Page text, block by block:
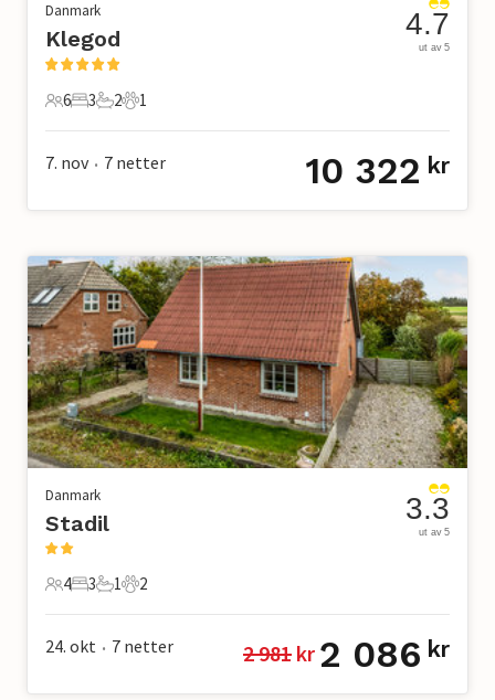
Danmark
Klegod
6 Gjester
6
3 Soverom
3
2 Bad
2
1 Kjæledyr
1
4.7
ut av 5
7. nov • 7 netter 10 322 kr
Danmark
Stadil
4 Gjester
4
3 Soverom
3
1 Bad
1
2 Kjæledyr
2
3.3
ut av 5
24. okt • 7 netter 2 981 kr 2 086 kr